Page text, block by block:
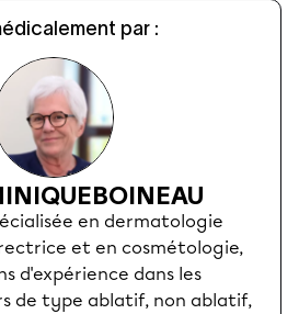
par :
BOINEAU
en dermatologie
et en cosmétologie,
d'expérience dans les
de type ablatif, non ablatif,